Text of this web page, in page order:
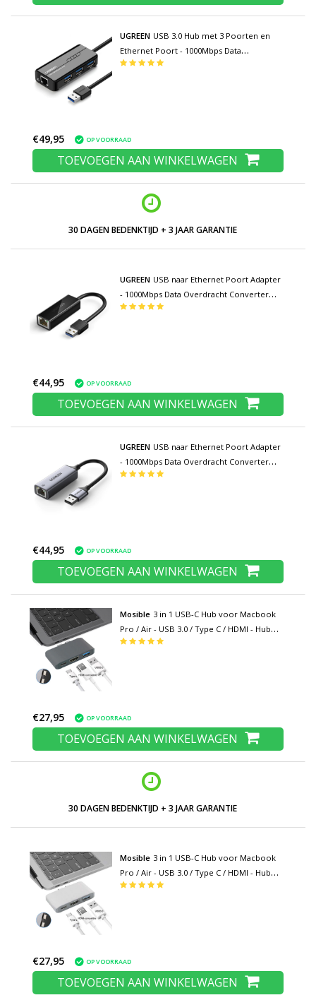
UGREEN USB 3.0 Hub met 3 Poorten en
Ethernet Poort - 1000Mbps Data
Overdracht Splitter
€49,95 OP VOORRAAD
TOEVOEGEN AAN WINKELWAGEN
LAGE PRIJZEN EN RUIM ASSORTIMENT
UGREEN USB naar Ethernet Poort Adapter
- 1000Mbps Data Overdracht Converter
Hoogwaardig ABS Zwart
€44,95 OP VOORRAAD
TOEVOEGEN AAN WINKELWAGEN
UGREEN USB naar Ethernet Poort Adapter
- 1000Mbps Data Overdracht Converter
Aluminium Zilver
€44,95 OP VOORRAAD
TOEVOEGEN AAN WINKELWAGEN
Mosible 3 in 1 USB-C Hub voor Macbook
Pro / Air - USB 3.0 / Type C / HDMI - Hub
met 3 Poorten 1000Mbps Data Overdracht
€27,95 OP VOORRAAD
TOEVOEGEN AAN WINKELWAGEN
LAGE PRIJZEN EN RUIM ASSORTIMENT
Mosible 3 in 1 USB-C Hub voor Macbook
Pro / Air - USB 3.0 / Type C / HDMI - Hub
met 3 Poorten 1000Mbps Data Overdracht
€27,95 OP VOORRAAD
TOEVOEGEN AAN WINKELWAGEN